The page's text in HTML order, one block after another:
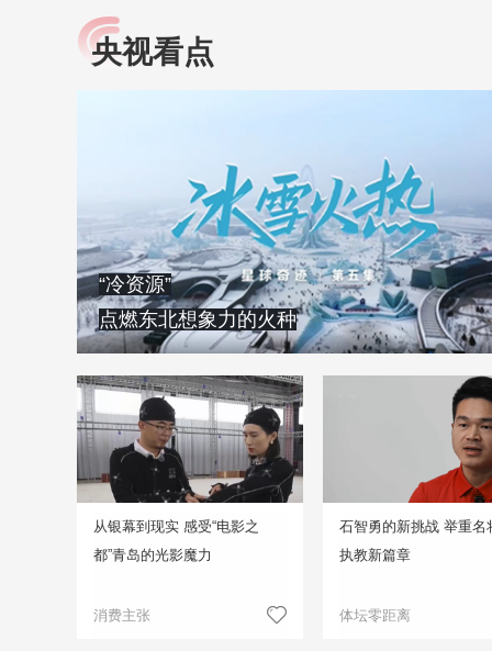
小央视频
央视网原创视频子品牌，
提高全民健康素养水
康》，向所有人分享
知识！
央视看点
“冷资源”
点燃东北想象力的火种
从银幕到现实 感受“电影之
都”青岛的光影魔力
消费主张
石智勇的新挑战 举重名
执教新篇章
体坛零距离